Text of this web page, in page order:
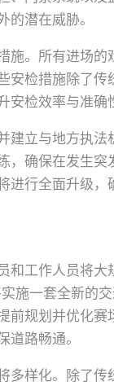
潜在威胁。
施。所有进场
安检措施除了
检效率与准确
建立与地方执
，确保在发生
行全面升级，
和工作人员将
施一套全新的
前规划并优化
路畅通。
多样化。除了